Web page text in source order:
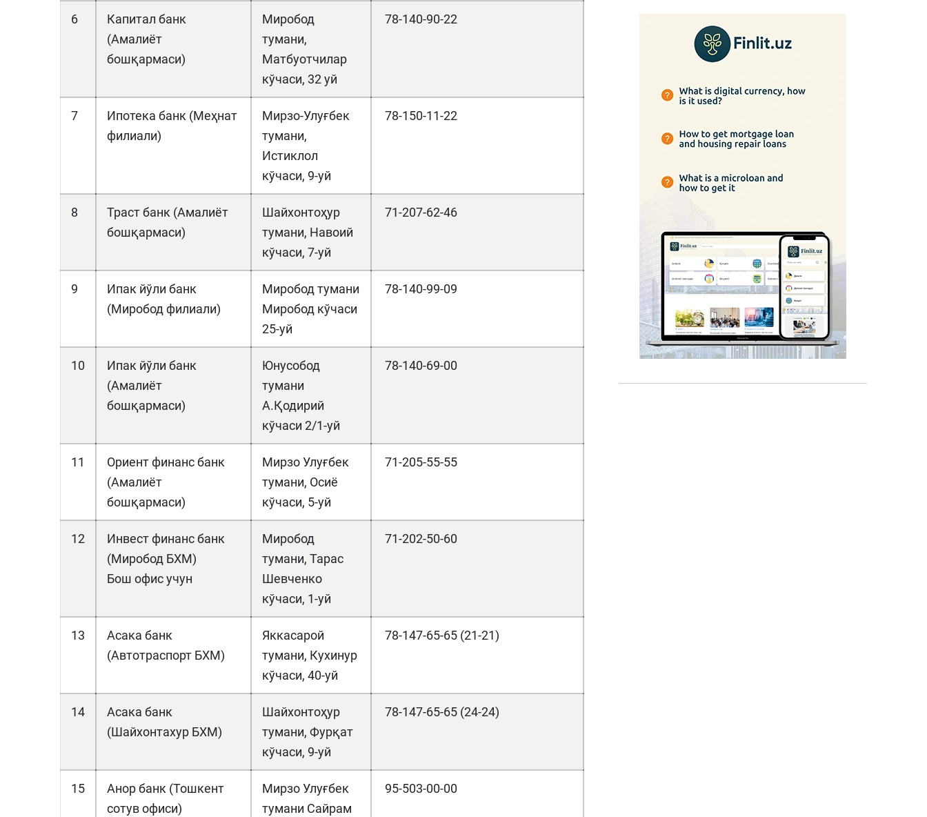
6
Капитал банк
(Амалиёт
бошқармаси)
Миробод
тумани,
Матбуотчилар
кўчаси, 32 уй
78-140-90-22
7
Ипотека банк (Меҳнат
филиали)
Мирзо-Улуғбек
тумани,
Истиклол
кўчаси, 9-уй
78-150-11-22
8
Траст банк (Амалиёт
бошқармаси)
Шайхонтоҳур
тумани, Навоий
кўчаси, 7-уй
71-207-62-46
9
Ипак йўли банк
(Миробод филиали)
Миробод тумани
Миробод кўчаси
25-уй
78-140-99-09
10
Ипак йўли банк
(Амалиёт
бошқармаси)
Юнусобод
тумани
А.Қодирий
кўчаси 2/1-уй
78-140-69-00
11
Ориент финанс банк
(Амалиёт
бошқармаси)
Мирзо Улуғбек
тумани, Осиё
кўчаси, 5-уй
71-205-55-55
12
Инвест финанс банк
(Миробод БХМ)
Бош офис учун
Миробод
тумани, Тарас
Шевченко
кўчаси, 1-уй
71-202-50-60
13
Асака банк
(Автотраспорт БХМ)
Яккасарой
тумани, Кухинур
кўчаси, 40-уй
78-147-65-65 (21-21)
14
Асака банк
(Шайхонтахур БХМ)
Шайхонтоҳур
тумани, Фурқат
кўчаси, 9-уй
78-147-65-65 (24-24)
15
Анор банк (Тошкент
сотув офиси)
Мирзо Улуғбек
тумани Сайрам
95-503-00-00